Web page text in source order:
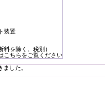
装置
料を除く。税別）
こちら をご覧ください
した。